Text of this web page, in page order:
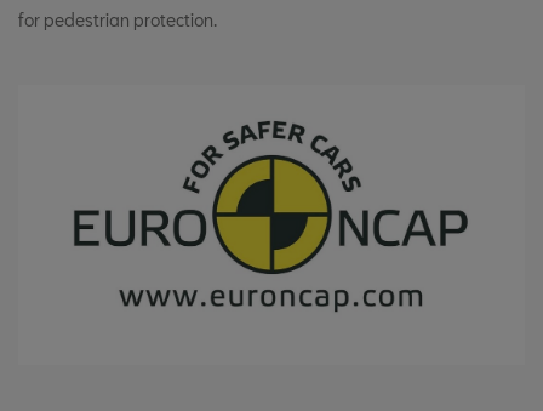
for pedestrian protection.